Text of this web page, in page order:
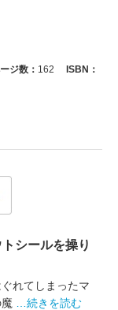
ジ数： 162
ISBN：
シールを操り
れてしまったマ
…続きを読む